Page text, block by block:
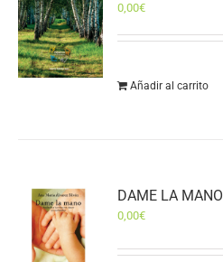
0,00€
Añadir al carrito
DAME LA MANO
0,00€